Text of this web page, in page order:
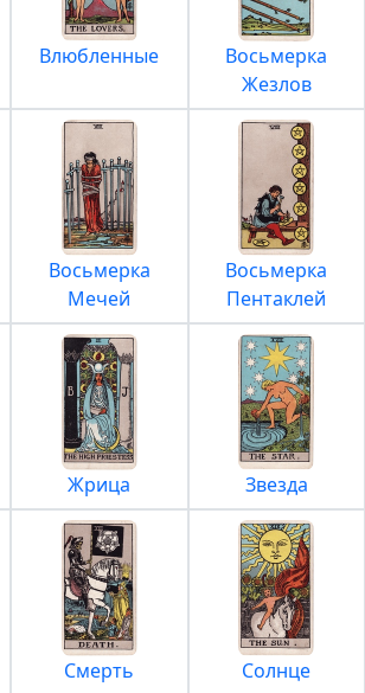
Влюбленные
Восьмерка
Жезлов
Восьмерка
Мечей
Восьмерка
Пентаклей
Жрица Звезда
Смерть Солнце